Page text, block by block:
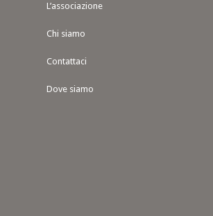
L’associazione
Chi siamo
Contattaci
Dove siamo